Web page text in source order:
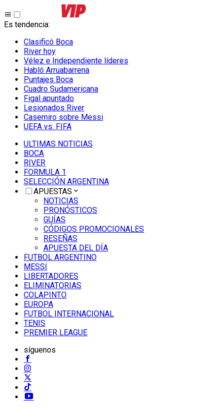
Es tendencia:
Clasificó Boca
River hoy
Vélez e Independiente líderes
Habló Arruabarrena
Puntajes Boca
Cuadro Sudamericana
Figal apuntado
Lesionados River
Casemiro sobre Messi
UEFA vs. FIFA
ULTIMAS NOTICIAS
BOCA
RIVER
FORMULA 1
SELECCIÓN ARGENTINA
APUESTAS
NOTICIAS
PRONÓSTICOS
GUÍAS
CÓDIGOS PROMOCIONALES
RESEÑAS
APUESTA DEL DÍA
FUTBOL ARGENTINO
MESSI
LIBERTADORES
ELIMINATORIAS
COLAPINTO
EUROPA
FUTBOL INTERNACIONAL
TENIS
PREMIER LEAGUE
síguenos